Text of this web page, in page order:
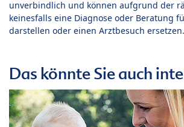
unverbindlich und können aufgrund der
keinesfalls eine Diagnose oder Beratung
darstellen oder einen Arztbesuch ersetzen.
Das könnte Sie auch